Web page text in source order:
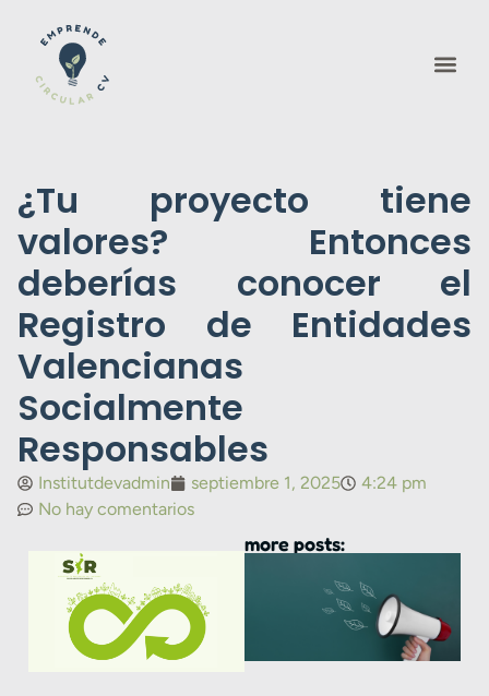
¿Tu proyecto tiene
valores? Entonces
deberías conocer el
Registro de Entidades
Valencianas
Socialmente
Responsables
Institutdevadmin septiembre 1, 2025
4:24 pm
No hay comentarios
more posts: